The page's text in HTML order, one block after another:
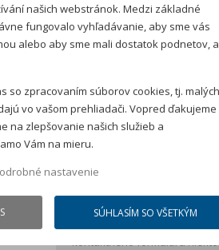
Mesačná
Cena auta:59 900 €s DPH
Akontácia:11 980 €s
Splátka je kalkulovaná
spracovateľského
Kalkulácia má iba
kontaktného formulára
našich webstránok. Medzi základné
fungovalo vyhľadávanie, aby sme vás
alebo aby sme mali dostatok podnetov,
so zpracovaním súborov cookies, tj. malých
vo vašom prehliadači. Vopred ďakujeme
na zlepšovanie našich služieb a
Vám na mieru.
nastavenie
SÚHLASÍM SO VŠETKÝM